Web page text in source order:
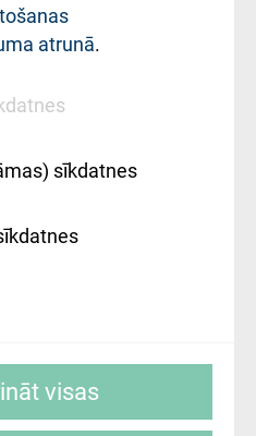
atrunā.
sīkdatnes
sīkdatņu
visas